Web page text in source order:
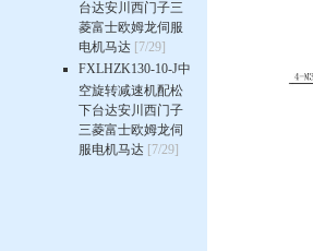
台达安川西门子三
菱富士欧姆龙伺服
电机马达 [7/29]
FXLHZK130-10-J中
空旋转减速机配松
下台达安川西门子
三菱富士欧姆龙伺
服电机马达 [7/29]